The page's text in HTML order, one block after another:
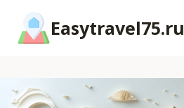
содержимому
Easytravel75.ru